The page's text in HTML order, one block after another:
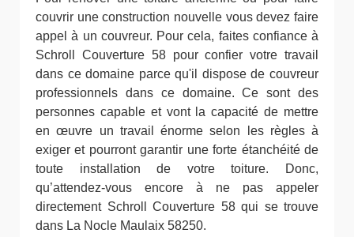
couvrir une construction nouvelle vous devez faire
appel à un couvreur. Pour cela, faites confiance à
Schroll Couverture 58 pour confier votre travail
dans ce domaine parce qu'il dispose de couvreur
professionnels dans ce domaine. Ce sont des
personnes capable et vont la capacité de mettre
en œuvre un travail énorme selon les règles à
exiger et pourront garantir une forte étanchéité de
toute installation de votre toiture. Donc,
qu’attendez-vous encore à ne pas appeler
directement Schroll Couverture 58 qui se trouve
dans La Nocle Maulaix 58250.